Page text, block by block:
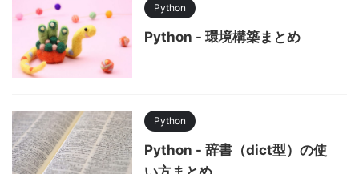
Python
Python - 環境構築まとめ
Python
Python - 辞書（dict型）の使